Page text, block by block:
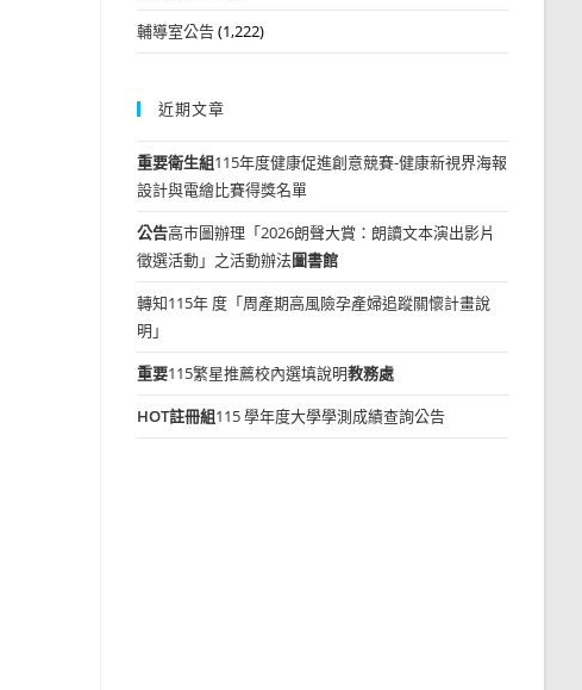
輔導室公告(1,222)
近期文章
重要衛生組115年度健康促進創意競賽-健康新視界海報
設計與電繪比賽得獎名單
公告高市圖辦理「2026朗聲大賞：朗讀文本演出影片
徵選活動」之活動辦法圖書館
轉知115年 度「周產期高風險孕產婦追蹤關懷計畫說
明」
重要115繁星推薦校內選填說明教務處
HOT註冊組115 學年度大學學測成績查詢公告